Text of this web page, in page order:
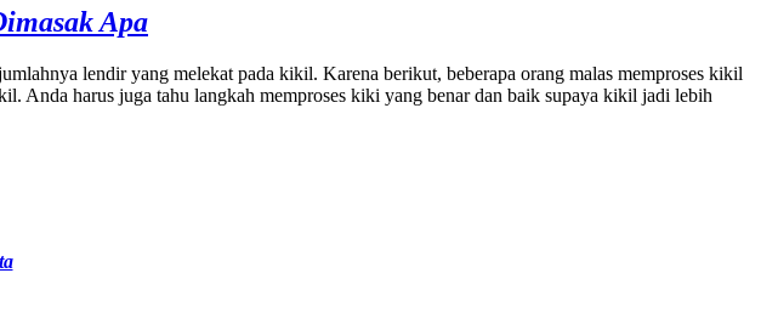
Apa
lendir yang melekat pada kikil. Karena berikut, beberapa orang malas memproses kikil
Anda harus juga tahu langkah memproses kiki yang benar dan baik supaya kikil jadi lebih